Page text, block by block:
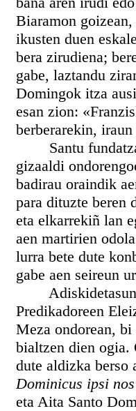
Biaramon
ikusten duen
bera zirudiena;
gabe, laztandu
Domingok itza
esan zion:
berberarekin,
Santu
gizaaldi
badirau oraindik
para dituzte beren
eta elkarrekiñ lan
aen martirien
lurra bete dute
gabe aen seireun
Adiskidetasun
Predikadoreen
Meza ondorean,
bialtzen dien ogia.
dute aldizka berso
Dominicus ipsi
eta Aita Santo